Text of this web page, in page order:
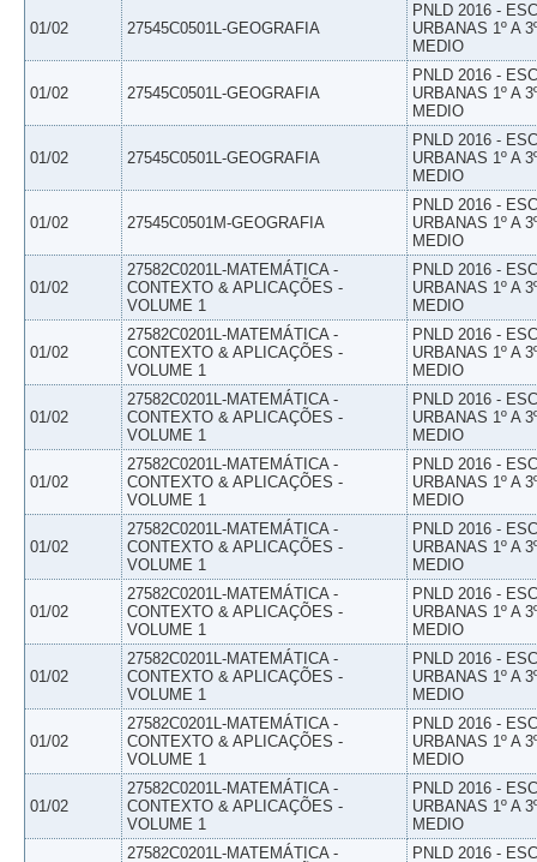
01/02 27545C0501L-GEOGRAFIA
PNLD 2016 -
URBANAS 1º A
MEDIO
01/02 27545C0501L-GEOGRAFIA
PNLD 2016 -
URBANAS 1º A
MEDIO
01/02 27545C0501L-GEOGRAFIA
PNLD 2016 -
URBANAS 1º A
MEDIO
01/02 27545C0501M-GEOGRAFIA
PNLD 2016 -
URBANAS 1º A
MEDIO
01/02
27582C0201L-MATEMÁTICA -
CONTEXTO & APLICAÇÕES -
VOLUME 1
PNLD 2016 -
URBANAS 1º A
MEDIO
01/02
27582C0201L-MATEMÁTICA -
CONTEXTO & APLICAÇÕES -
VOLUME 1
PNLD 2016 -
URBANAS 1º A
MEDIO
01/02
27582C0201L-MATEMÁTICA -
CONTEXTO & APLICAÇÕES -
VOLUME 1
PNLD 2016 -
URBANAS 1º A
MEDIO
01/02
27582C0201L-MATEMÁTICA -
CONTEXTO & APLICAÇÕES -
VOLUME 1
PNLD 2016 -
URBANAS 1º A
MEDIO
01/02
27582C0201L-MATEMÁTICA -
CONTEXTO & APLICAÇÕES -
VOLUME 1
PNLD 2016 -
URBANAS 1º A
MEDIO
01/02
27582C0201L-MATEMÁTICA -
CONTEXTO & APLICAÇÕES -
VOLUME 1
PNLD 2016 -
URBANAS 1º A
MEDIO
01/02
27582C0201L-MATEMÁTICA -
CONTEXTO & APLICAÇÕES -
VOLUME 1
PNLD 2016 -
URBANAS 1º A
MEDIO
01/02
27582C0201L-MATEMÁTICA -
CONTEXTO & APLICAÇÕES -
VOLUME 1
PNLD 2016 -
URBANAS 1º A
MEDIO
01/02
27582C0201L-MATEMÁTICA -
CONTEXTO & APLICAÇÕES -
VOLUME 1
PNLD 2016 -
URBANAS 1º A
MEDIO
27582C0201L-MATEMÁTICA -
PNLD 2016 -